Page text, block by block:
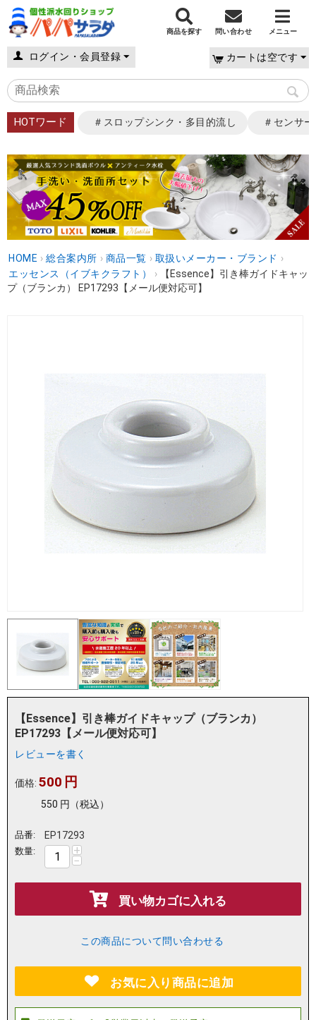
商品を探す 問い合わせ メニュー
ログイン・会員登録 カートは空です
HOTワード ＃スロップシンク・多目的流し ＃センサ
HOME › 総合案内所 › 商品一覧 › 取扱いメーカー・ブランド ›
エッセンス（イブキクラフト）
›
【Essence】引き棒ガイドキャッ
プ（ブランカ） EP17293【メール便対応可】
【Essence】引き棒ガイドキャップ（ブランカ）
EP17293【メール便対応可】
レビューを書く
価格: 500 円
550 円 （税込）
品番: EP17293
数量: +
−
買い物カゴに入れる
この商品について問い合わせる
お気に入り商品に追加